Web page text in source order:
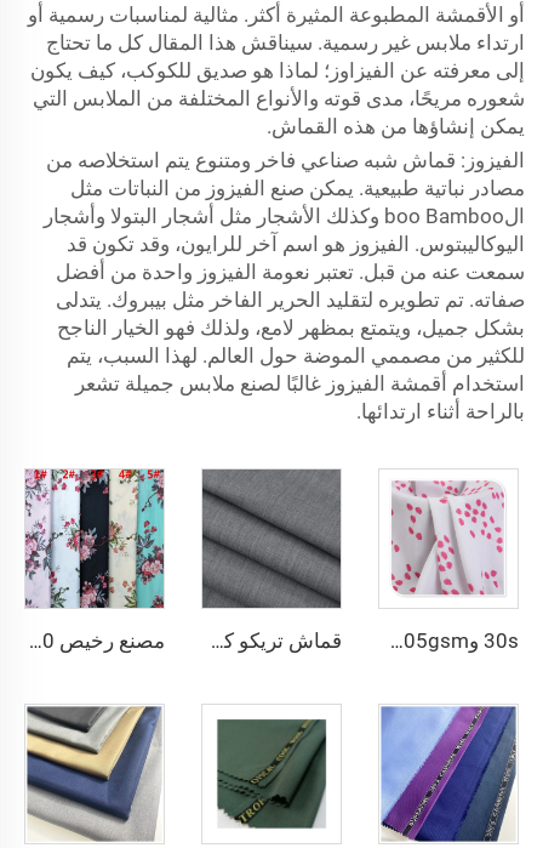
أو الأقمشة المطبوعة المثيرة أكثر. مثالية لمناسبات رسمية أو
ارتداء ملابس غير رسمية. سيناقش هذا المقال كل ما تحتاج
إلى معرفته عن الفيزاوز؛ لماذا هو صديق للكوكب، كيف يكون
شعوره مريحًا، مدى قوته والأنواع المختلفة من الملابس التي
يمكن إنشاؤها من هذه القماش.
الفيزوز: قماش شبه صناعي فاخر ومتنوع يتم استخلاصه من
مصادر نباتية طبيعية. يمكن صنع الفيزوز من النباتات مثل
الboo Bamboo وكذلك الأشجار مثل أشجار البتولا وأشجار
اليوكاليبتوس. الفيزوز هو اسم آخر للرايون، وقد تكون قد
سمعت عنه من قبل. تعتبر نعومة الفيزوز واحدة من أفضل
صفاته. تم تطويره لتقليد الحرير الفاخر مثل بيبروك. يتدلى
بشكل جميل، ويتمتع بمظهر لامع، ولذلك فهو الخيار الناجح
للكثير من مصممي الموضة حول العالم. لهذا السبب، يتم
استخدام أقمشة الفيزوز غالبًا لصنع ملابس جميلة تشعر
بالراحة أثناء ارتدائها.
30s و45s 105gsm تصميم جميل صباغة عادية لموضة فساتين وقمصان السيدات مصنوع من البوليستر بنسبة 100% قماش تريكو كلاسيكي شائع البيع من البوليستر والفيزا لبطانة المعاطف مصنع رخيص 100% رايون مطبوع لملابس النساء الرايون الطباعي